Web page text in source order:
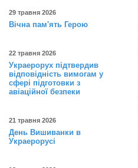
29 травня 2026
Вічна пам'ять Герою
22 травня 2026
Украерорух підтвердив
відповідність вимогам у
сфері підготовки з
авіаційної безпеки
21 травня 2026
День Вишиванки в
Украерорусі